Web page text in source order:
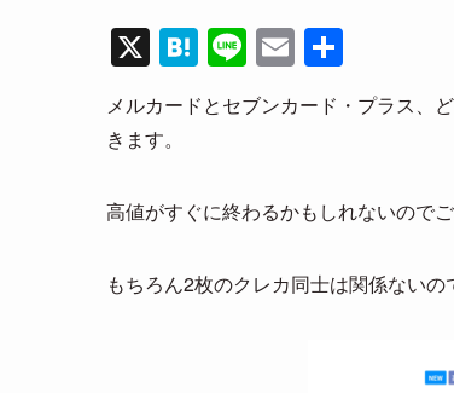
X H
at
e
a
Li
n
e
E
m
ail
有
メルカードとセブンカード・プラス、
きます。
高値がすぐに終わるかもしれないので
もちろん2枚のクレカ同士は関係ないの